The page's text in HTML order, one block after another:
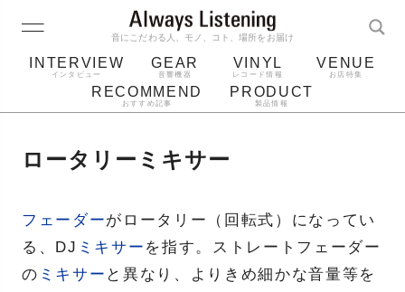
音にこだわる人、モノ、コト、場所をお届け
INTERVIEW
インタビュー
GEAR
音響機器
VINYL
レコード情報
VENUE
お店特集
RECOMMEND
おすすめ記事
PRODUCT
製品情報
ジャケット bluetooth
ロータリーミキサー
フェーダーがロータリー（回転式）になってい
る、DJ ミキサー を指す。ストレートフェーダー
の ミキサー と異なり、よりきめ細かな音量等を